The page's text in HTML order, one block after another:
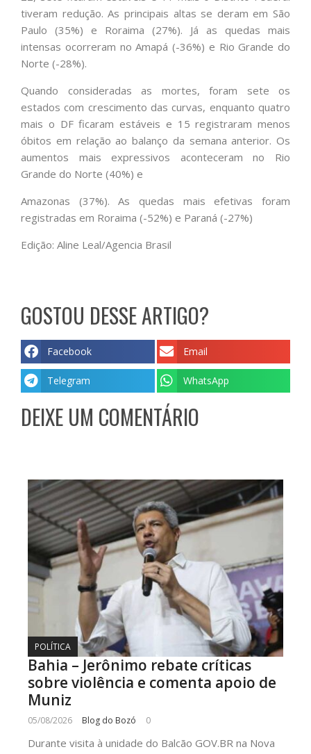
tiveram redução. As principais altas se deram em São
Paulo (35%) e Roraima (27%). Já as quedas mais
intensas ocorreram no Amapá (-36%) e Rio Grande do
Norte (-28%).
Quando consideradas as mortes, foram sete os
estados com crescimento das curvas, enquanto quatro
mais o DF ficaram estáveis e 15 registraram menos
óbitos em relação ao balanço da semana anterior. Os
aumentos mais expressivos aconteceram no Rio
Grande do Norte (40%) e
Amazonas (37%). As quedas mais efetivas foram
registradas em Roraima (-52%) e Paraná (-27%)
Edição: Aline Leal/Agencia Brasil
GOSTOU DESSE ARTIGO?
Facebook Email
Telegram WhatsApp
DEIXE UM COMENTÁRIO
POLÍTICA
Bahia – Jerônimo rebate críticas
sobre violência e comenta apoio de
Muniz
05/08/2026 Blog do Bozó 0
Durante visita à unidade do Balcão GOV.BR na Nova